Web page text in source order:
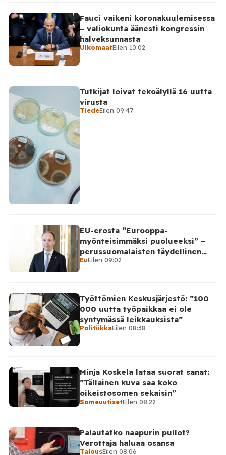
Fauci vaikeni koronakuulemisessa
– valiokunta äänesti kongressin
halveksunnasta
UlkomaatEilen 10:02
Tutkijat loivat tekoälyllä 16 uutta
virusta
TiedeEilen 09:47
EU-erosta ”Eurooppa-
myönteisimmäksi puolueeksi” –
perussuomalaisten täydellinen
takinkääntö
EuEilen 09:02
Työttömien Keskusjärjestö: ”100
000 uutta työpaikkaa ei ole
syntymässä leikkauksista”
PolitiikkaEilen 08:38
Minja Koskela lataa suorat sanat:
”Tällainen kuva saa koko
oikeistosomen sekaisin”
SomeuutisetEilen 08:22
Palautatko naapurin pullot?
Verottaja haluaa osansa
TalousEilen 08:06